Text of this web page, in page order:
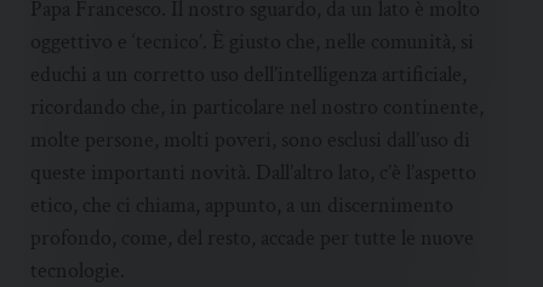
Papa Francesco. Il nostro sguardo, da un lato è molto
oggettivo e ‘tecnico’. È giusto che, nelle comunità, si
educhi a un corretto uso dell’intelligenza artificiale,
ricordando che, in particolare nel nostro continente,
molte persone, molti poveri, sono esclusi dall’uso di
queste importanti novità. Dall’altro lato, c’è l’aspetto
etico, che ci chiama, appunto, a un discernimento
profondo, come, del resto, accade per tutte le nuove
tecnologie.